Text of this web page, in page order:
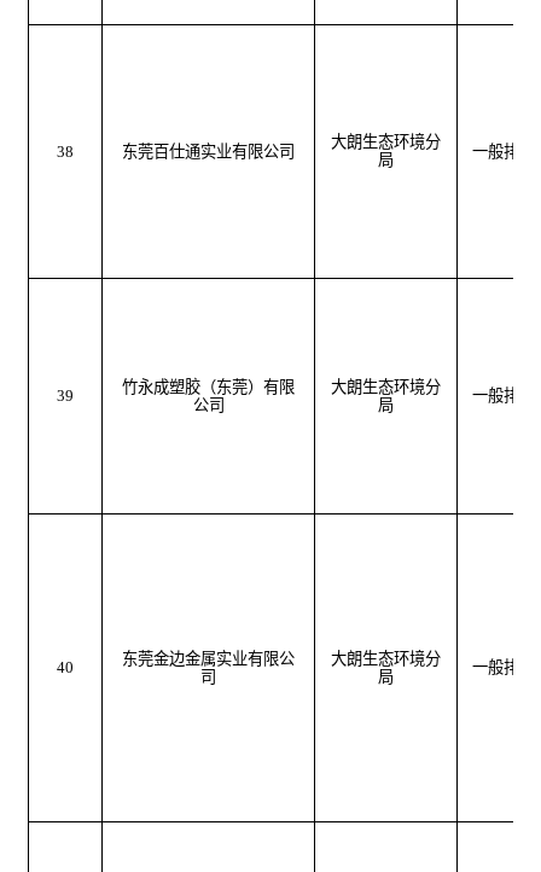
38 东莞百仕通实业有限公司
大朗生态环境分
局
一般排污
39
竹永成塑胶（东莞）有限
公司
大朗生态环境分
局
一般排污
40
东莞金边金属实业有限公
司
大朗生态环境分
局
一般排污